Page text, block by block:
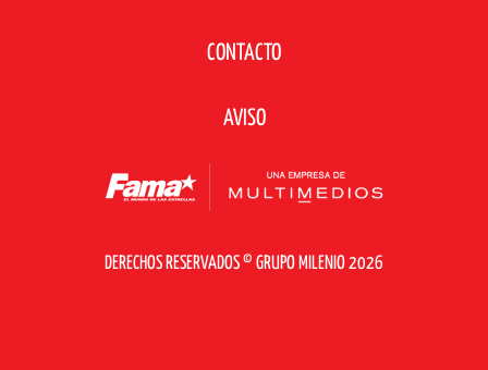
CONTACTO
AVISO
DERECHOS RESERVADOS © GRUPO MILENIO 2026